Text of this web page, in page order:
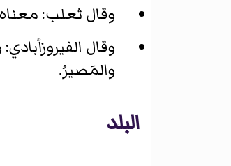
وقال ثعلب:
وقال
والمَصيرُ.
البلد